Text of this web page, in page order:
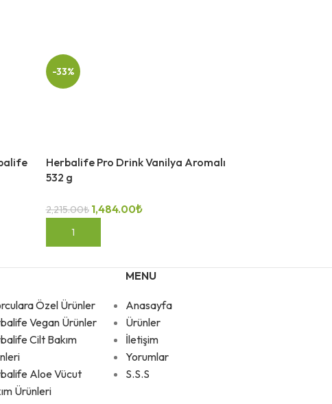
-33%
Herbalife Pro Drink Vanilya Aromalı
532 g
2,215.00₺ 1,484.00₺
SEPETE EKLE
Özel Ürünler
Vegan Ürünler
Cilt Bakım
Aloe Vücut
Ürünleri
MENU
Anasayfa
Ürünler
İletişim
Yorumlar
S.S.S